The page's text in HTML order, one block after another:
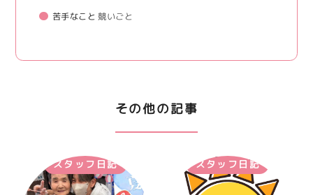
苦手なこと 競いごと
その他の記事
スタッフ日記 スタッフ日記